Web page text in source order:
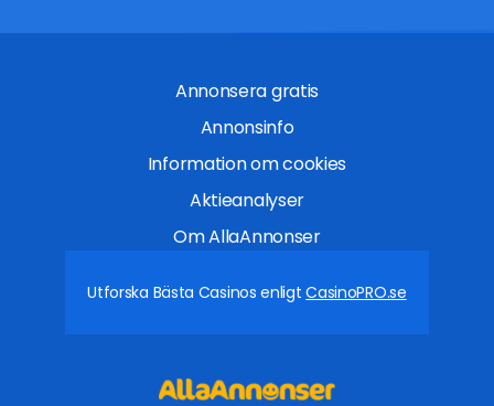
Annonsera gratis
Annonsinfo
Information om cookies
Aktieanalyser
Om AllaAnnonser
Utforska Bästa Casinos enligtCasinoPRO.se